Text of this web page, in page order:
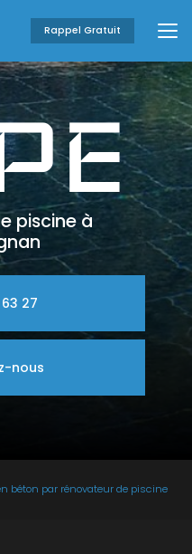
Rappel Gratuit
piscine à
27
nous
béton par rénovateur de piscine